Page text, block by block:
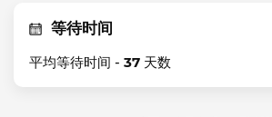
等待时间
平均等待时间 - 37 天数